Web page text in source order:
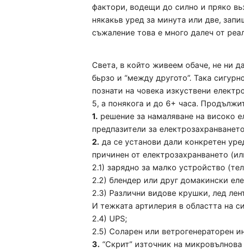
фактори, водещи до силно и пряко
някакьв уред за минута или две,
съжаление това е много далеч от
Света, в който живеем обаче, не ни
бьрзо и “между другото”. Така
познати на човека изкуствени
5, а понякога и до 6+ часа.
1. решение за намаляване на високо
предпазители за
2. да се установи дали конкретен
причинен от електрозахранването
2.1) зарядно за малко устройство
2.2) блендер или друг домакински
2.3) Различни видове крушки, лед
И тежката артилерия в областта на
2.4) UPS;
2.5) Соларен или ветрогенераторен
3. “Скрит” източник на